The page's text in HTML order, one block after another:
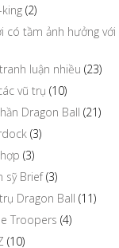
(2)
có tầm ảnh hưởng với
luận nhiều (23)
vũ trụ (10)
Dragon Ball (21)
(3)
(3)
sỹ Brief(3)
Dragon Ball (11)
Troopers (4)
(10)